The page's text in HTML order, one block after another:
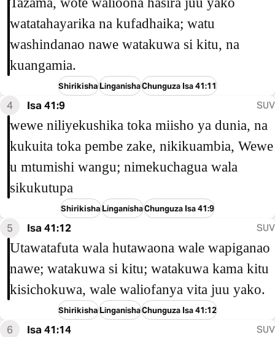
watatahayarika na kufadhaika; watu
washindanao nawe watakuwa si kitu, na
kuangamia.
ShirikishaLinganishaChunguza Isa 41:11
4 Isa 41:9 SUV
wewe niliyekushika toka miisho ya dunia, na
kukuita toka pembe zake, nikikuambia, Wewe
u mtumishi wangu; nimekuchagua wala
sikukutupa
ShirikishaLinganishaChunguza Isa 41:9
5 Isa 41:12 SUV
Utawatafuta wala hutawaona wale wapiganao
nawe; watakuwa si kitu; watakuwa kama kitu
kisichokuwa, wale waliofanya vita juu yako.
ShirikishaLinganishaChunguza Isa 41:12
6 Isa 41:14 SUV